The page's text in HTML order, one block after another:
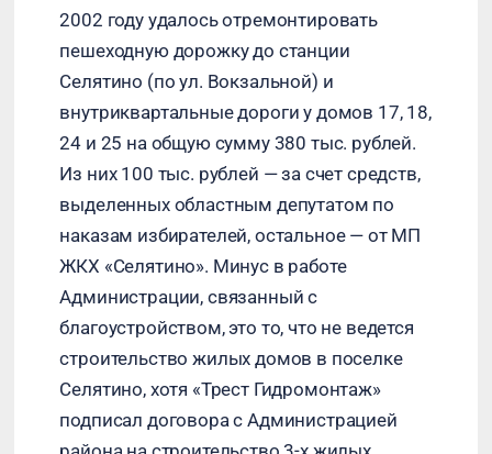
2002 году удалось отремонтировать
пешеходную дорожку до станции
Селятино (по ул. Вокзальной) и
внутриквартальные дороги у домов 17, 18,
24 и 25 на общую сумму 380 тыс. рублей.
Из них 100 тыс. рублей — за счет средств,
выделенных областным депутатом по
наказам избирателей, остальное — от МП
ЖКХ «Селятино». Минус в работе
Администрации, связанный с
благоустройством, это то, что не ведется
строительство жилых домов в поселке
Селятино, хотя «Трест Гидромонтаж»
подписал договора с Администрацией